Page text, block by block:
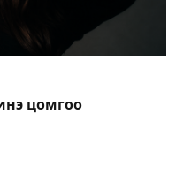
цомгоо